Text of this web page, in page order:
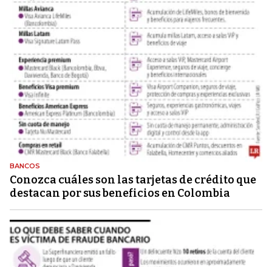
BANCOS
Conozca cuáles son las tarjetas de crédito que
destacan por sus beneficios en Colombia